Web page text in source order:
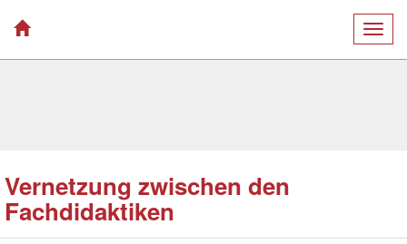
Vernetzung zwischen den
Fachdidaktiken